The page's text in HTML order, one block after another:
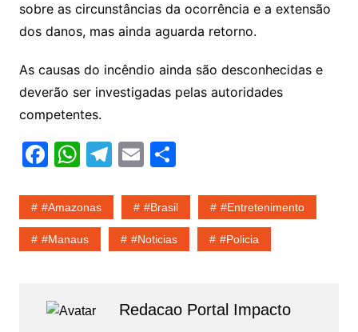
sobre as circunstâncias da ocorrência e a extensão
dos danos, mas ainda aguarda retorno.
As causas do incêndio ainda são desconhecidas e
deverão ser investigadas pelas autoridades
competentes.
F
c
e
b
o
W
at
s
A
p
T
e
gr
a
E
ai
l
S
ar
e
#amazonas #Brasil #entretenimento
#Manaus #noticias #policia
Redacao Portal Impacto